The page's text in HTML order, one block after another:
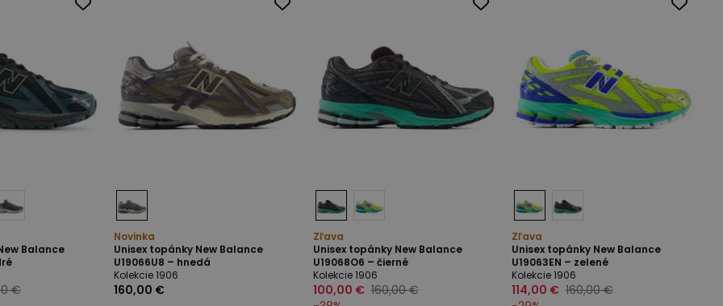
Balance
€
Novinka
Unisex topánky New Balance
U19066U8 – hnedá
Kolekcie 1906
160,00 €
Zľava
Unisex topánky New Balance
U19068O6 – čierné
Kolekcie 1906
100,00 € 160,00 €
Zľava
Unisex topánky New Balance
U19063EN – zelené
Kolekcie 1906
114,00 € 160,00 €